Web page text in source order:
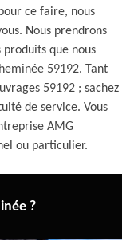
ce faire, nous
Nous prendrons
que nous
59192. Tant
59192 ; sachez
de service. Vous
AMG
ou particulier.
?